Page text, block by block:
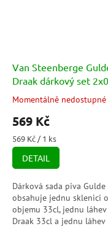
Van Steenberge
Draak dárkový set
+ sklenice
Průměrné
produktu
je
5,0
5
hvězdiček.
Momentálně nedostupné
569 Kč
Měrná
cena:
569 Kč / 1 ks
DETAIL
Dárková sada piva Gulde
obsahuje jednu sklenici o
objemu 33cl, jednu
Draak 33cl a jednu láhev